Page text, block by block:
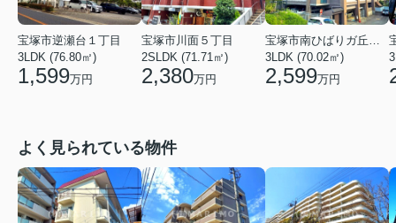
宝塚市逆瀬台１丁目
3LDK (76.80㎡)
1,599万円
宝塚市川面５丁目
2SLDK (71.71㎡)
2,380万円
宝塚市南ひばりガ丘３丁目
3LDK (70.02㎡)
2,599万円
よく見られている物件